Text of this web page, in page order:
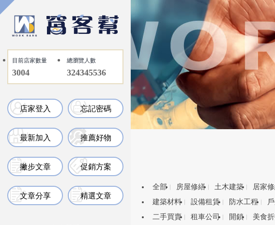
目前店家數量
3004
總瀏覽人數
324345536
店家登入 忘記密碼
最新加入 推薦好物
撇步文章 促銷方案
文章分享 精選文章
全部 房屋修繕 土木建築 居家
建築材料
設備租賃 防水工程
二手買賣
租車公司 開鎖 美食